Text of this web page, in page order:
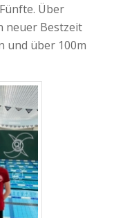
Über
neuer Bestzeit
und über 100m